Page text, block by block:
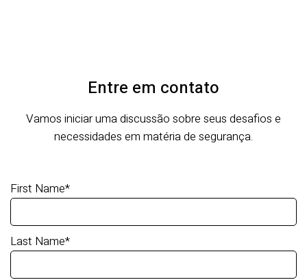
Entre em contato
Vamos iniciar uma discussão sobre seus desafios e
necessidades em matéria de segurança.
First Name*
Last Name*